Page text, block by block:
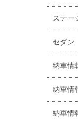
ステー
セダン
納車情
納車情
納車情